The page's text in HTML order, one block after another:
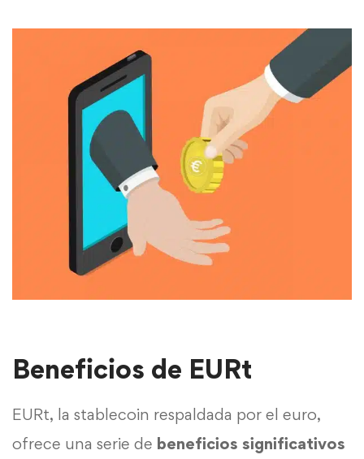
Beneficios de EURt
EURt, la stablecoin respaldada por el euro,
ofrece una serie de beneficios significativos